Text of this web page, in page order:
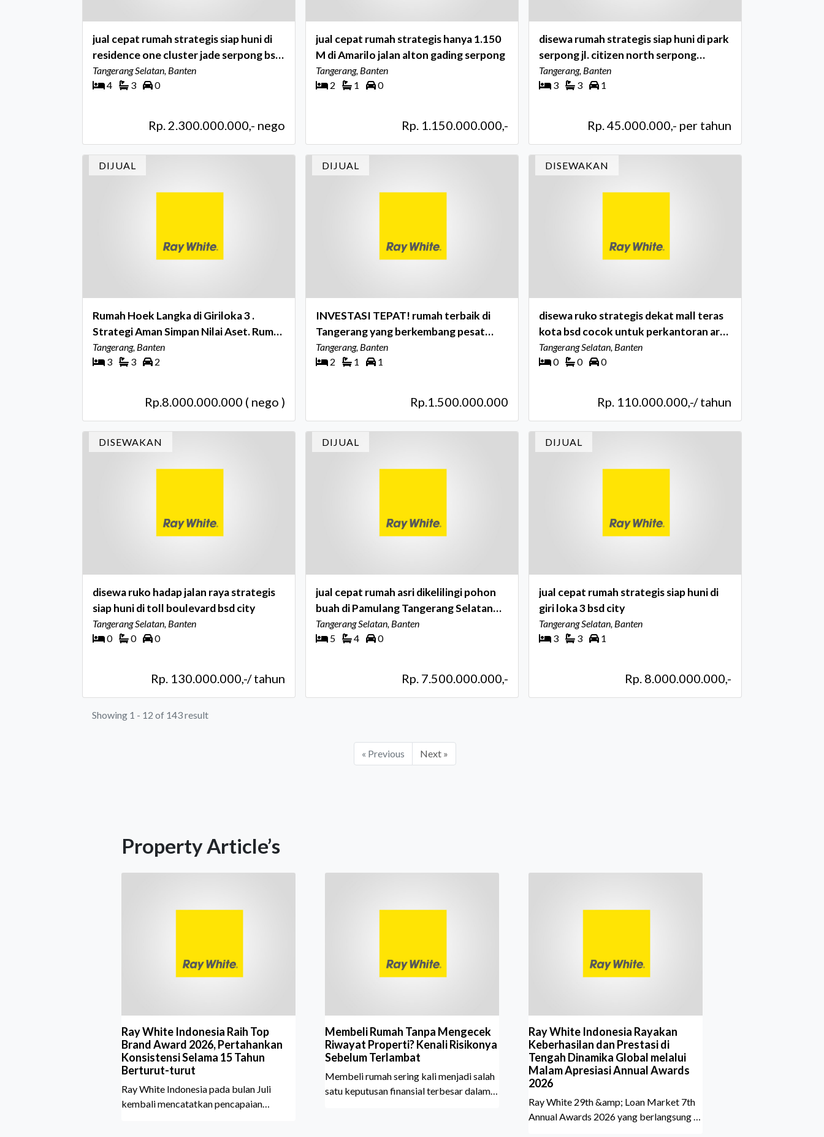
jual cepat rumah strategis siap huni di
residence one cluster jade serpong bsd
city tangerang banten
Tangerang Selatan, Banten
4
3 0
Rp. 2.300.000.000,- nego
jual cepat rumah strategis hanya 1.150
M di Amarilo jalan alton gading serpong
Tangerang, Banten
2
1 0
Rp. 1.150.000.000,-
disewa rumah strategis siap huni di park
serpong jl. citizen north serpong
tangerang banten
Tangerang, Banten
3
3 1
Rp. 45.000.000,- per tahun
DIJUAL
Rumah Hoek Langka di Giriloka 3 .
Strategi Aman Simpan Nilai Aset. Rumah
Elegan di Atas Lahan 414 m² . Pilihan
Keluarga Mapan BSD
Tangerang, Banten
3
3 2
Rp.8.000.000.000 ( nego )
DIJUAL
INVESTASI TEPAT! rumah terbaik di
Tangerang yang berkembang pesat
Citra Garden Serpong by Ciputraland.
Failitas lengkap dekat akses toll dan
Tangerang, Banten
2
1 1
Rp.1.500.000.000
DISEWAKAN
disewa ruko strategis dekat mall teras
kota bsd cocok untuk perkantoran area
ramai cbd bidex bsd city tangerang
banten
Tangerang Selatan, Banten
0
0 0
Rp. 110.000.000,-/ tahun
DISEWAKAN
disewa ruko hadap jalan raya strategis
siap huni di toll boulevard bsd city
Tangerang Selatan, Banten
0
0 0
Rp. 130.000.000,-/ tahun
DIJUAL
jual cepat rumah asri dikelilingi pohon
buah di Pamulang Tangerang Selatan
Jalan Cemara
Tangerang Selatan, Banten
5
4 0
Rp. 7.500.000.000,-
DIJUAL
jual cepat rumah strategis siap huni di
giri loka 3 bsd city
Tangerang Selatan, Banten
3
3 1
Rp. 8.000.000.000,-
Showing 1 - 12 of 143 result
« Previous Next »
Property Article’s
Ray White Indonesia Raih Top
Brand Award 2026, Pertahankan
Konsistensi Selama 15 Tahun
Berturut-turut
Ray White Indonesia pada bulan Juli
kembali mencatatkan pencapaian
Membeli Rumah Tanpa Mengecek
Riwayat Properti? Kenali Risikonya
Sebelum Terlambat
Membeli rumah sering kali menjadi salah
satu keputusan finansial terbesar dalam
Ray White Indonesia Rayakan
Keberhasilan dan Prestasi di
Tengah Dinamika Global melalui
Malam Apresiasi Annual Awards
2026
Ray White 29th &amp; Loan Market 7th
Annual Awards 2026 yang berlangsung di